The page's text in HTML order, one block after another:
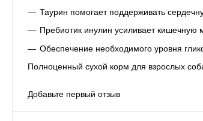
Таурин помогает поддерживать
Пребиотик инулин усиливает кишечную
Обеспечение необходимого уровня
Полноценный сухой корм для взрослых
Добавьте первый отзыв